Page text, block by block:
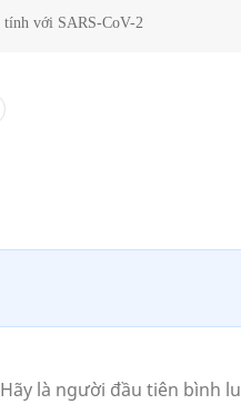
tính với SARS-CoV-2